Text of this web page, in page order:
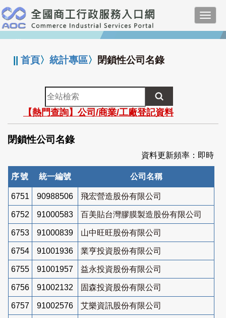
跳
到
主
要
:::
||首頁〉統計專區〉 閉鎖性公司名錄
全
站
檢
索
【熱門查詢】公司/商業/工廠登記資料
閉鎖性公司名錄
資料更新頻率：即時
序號 統一編號 公司名稱
6751 90988506 飛宏營造股份有限公司
6752 91000583 百美貼台灣膠膜製造股份有限公司
6753 91000839 山中旺旺股份有限公司
6754 91001936 業亨投資股份有限公司
6755 91001957 益永投資股份有限公司
6756 91002132 固森投資股份有限公司
6757 91002576 艾樂資訊股份有限公司